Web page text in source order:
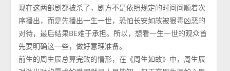
现在这两部剧都被杀了，剧方不是依照规定的时间间顺着次
序播出，而是先播出一生一世，恐怕长安如故被狠毒凶恶的
对待，最后结果BE难于承担。所以，想看一生一世的观众首
先要明确这一些，做好意理准备。
前生的周生辰总算完败的情形，在《周生如故》中，周生辰